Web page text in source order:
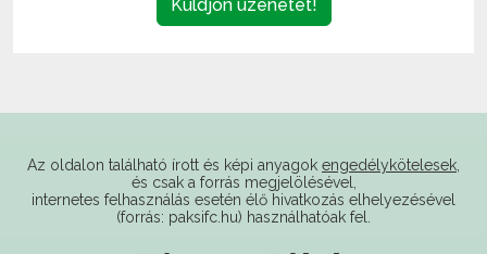
internetes felhasználás esetén élő hivatkozás elhelyezésével
(forrás: paksifc.hu) használhatóak fel.
Támogatóink